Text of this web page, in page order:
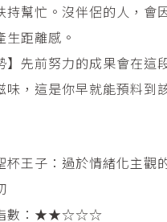
持幫忙。沒伴侶的人，會
生距離感。
】先前努力的成果會在這
味，這是你早就能預料到
杯王子：過於情緒化主觀
指數：★★☆☆☆